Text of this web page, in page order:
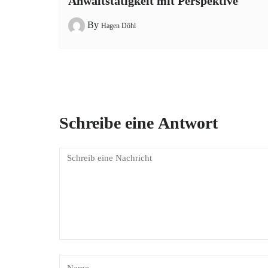
By Hagen Döhl
Schreibe eine Antwort